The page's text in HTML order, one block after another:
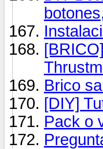
Brico
[DIY]
Pack o